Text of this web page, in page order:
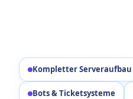
Kompletter Serveraufbau
Bots & Ticketsysteme